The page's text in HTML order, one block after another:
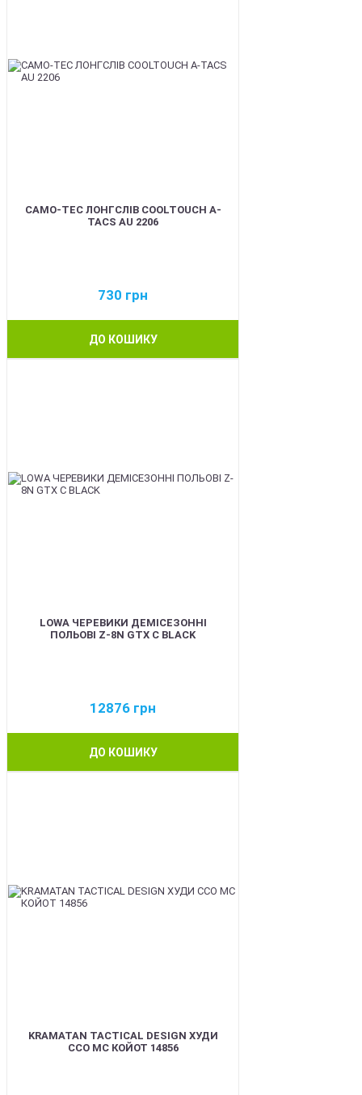
CAMO-TEC ЛОНГСЛІВ COOLTOUCH A-
TACS AU 2206
730 грн
ДО КОШИКУ
LOWA ЧЕРЕВИКИ ДЕМІСЕЗОННІ
ПОЛЬОВІ Z-8N GTX C BLACK
12876 грн
ДО КОШИКУ
KRAMATAN TACTICAL DESIGN ХУДИ
ССО МС КОЙОТ 14856